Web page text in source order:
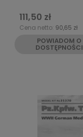
111,50 zł
Cena netto: 90,65 zł
POWIADOM O
DOSTĘPNOŚCI